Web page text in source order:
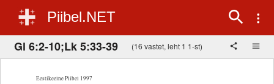
Piibel.NET
Gl 6:2-10;Lk 5:33-39 (16 vastet, leht 1 1-st)
Eestikeelne Piibel 1997